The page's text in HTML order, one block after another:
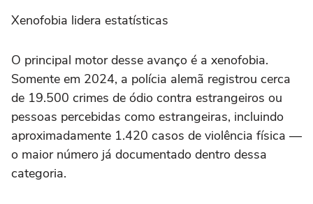
Xenofobia lidera estatísticas
O principal motor desse avanço é a xenofobia.
Somente em 2024, a polícia alemã registrou cerca
de 19.500 crimes de ódio contra estrangeiros ou
pessoas percebidas como estrangeiras, incluindo
aproximadamente 1.420 casos de violência física —
o maior número já documentado dentro dessa
categoria.